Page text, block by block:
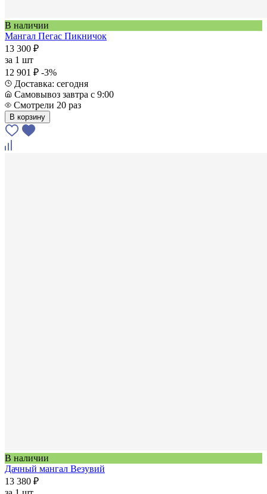
В наличии
Мангал Пегас Пикничок
13 300 ₽
за 1 шт
12 901 ₽ -3%
Доставка: сегодня
Самовывоз завтра с 9:00
Смотрели 20 раз
В корзину
В наличии
Дачный мангал Везувий
13 380 ₽